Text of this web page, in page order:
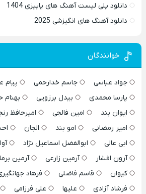
دانلود پلی لیست آهنگ های پاییزی 1404
دانلود آهنگ های انگیزشی 2025
خوانندگان
جواد عباسی جاسم خدارحمی پیام
پارسا محمدی
بیدل برزویی بهنام
ایوان بند
امین فالجی امیرحافظ
امیر رمضانی
امو بند الجان
ابی عالی
ابوالفضل اسماعیل نژاد
آرون افشار
آرمین زارعی آرمین
کیوان
قاسم فاضلی فرهاد
فرشاد آزادی
علیها علی فرزامی